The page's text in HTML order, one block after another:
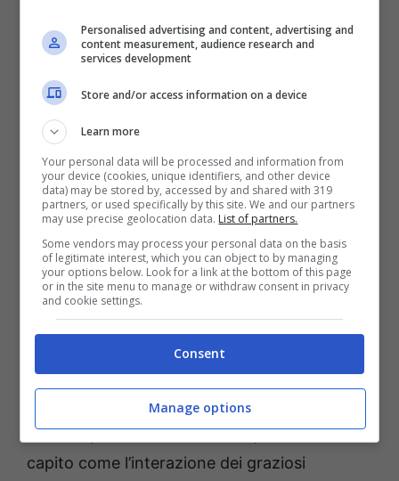
Un esempio adatto è anche dato dalle novità
introdotte anche dalle piattaforme
videoludiche, come ad esempio la Sony: Con
PlayStation VR, dove VR sta per Virtual
Reality
scorrimento di immagini e frame su schermo,
ma stanno intorno a noi, e con essi
interagiamo come mai prima d’ora.
L’integrazione Uomo-Macchina, l’interattività
portata all’ennesima potenza, ci consente di
passare anche dalla realtà virtuale a quella
aumentata, ossia dove la stessa realtà in cui
viviamo viene amplificata mediante la
tecnologia. Ne sanno qualcosa gli sviluppatori
ad esempio diPokemonGo, i quali hanno ben
capito come l’interazione dei graziosi
Personalised advertising and content, advertising and
content measurement, audience research and
services development
Store and/or access information on a device
Learn more
Your personal data will be processed and information from
your device (cookies, unique identifiers, and other device
data) may be stored by, accessed by and shared with 319
partners, or used specifically by this site. We and our partners
may use precise geolocation data. List of partners.
Some vendors may process your personal data on the basis
of legitimate interest, which you can object to by managing
your options below. Look for a link at the bottom of this page
or in the site menu to manage or withdraw consent in privacy
and cookie settings.
Consent
Manage options